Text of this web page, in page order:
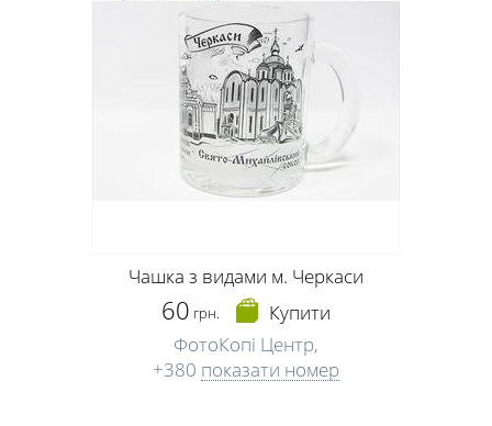
Чашка з видами м. Черкаси
60 грн.
Купити
ФотоКопі Центр,
+380 показати номер